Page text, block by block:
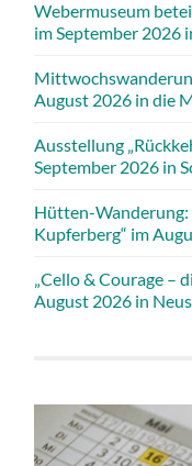
Webermuseum
im September 2026
August 2026 in die
Ausstellung
September 2026 in
Hütten-Wanderung:
Kupferberg“ im
„Cello & Courage –
August 2026 in